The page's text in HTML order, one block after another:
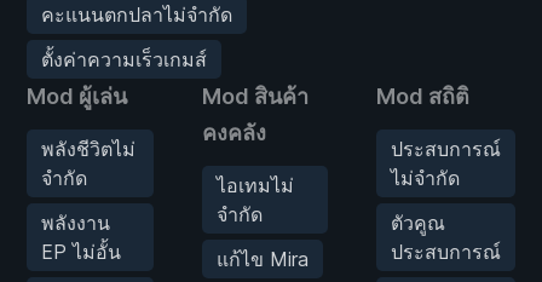
คะแนนตกปลาไม่จำกัด
ตั้งค่าความเร็วเกมส์
Mod ผู้เล่น
พลังชีวิตไม่
จำกัด
พลังงาน
EP ไม่อั้น
Mod สินค้า
คงคลัง
ไอเทมไม่
จำกัด
แก้ไข Mira
Mod สถิติ
ประสบการณ์
ไม่จำกัด
ตัวคูณ
ประสบการณ์